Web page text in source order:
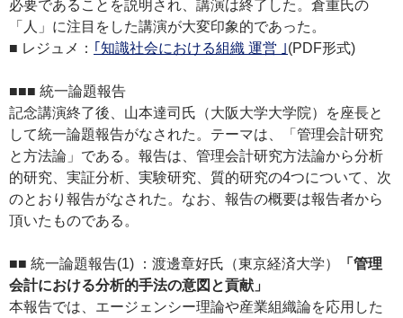
必要であることを説明され、講演は終了した。倉重氏の
「人」に注目をした講演が大変印象的であった。
■ レジュメ： ｢知識社会における組織 運営 ｣(PDF形式)
■■■ 統一論題報告
記念講演終了後、山本達司氏（大阪大学大学院）を座長と
して統一論題報告がなされた。テーマは、「管理会計研究
と方法論」である。報告は、管理会計研究方法論から分析
的研究、実証分析、実験研究、質的研究の4つについて、次
のとおり報告がなされた。なお、報告の概要は報告者から
頂いたものである。
■■ 統一論題報告(1) ：渡邊章好氏（東京経済大学）
「管理
会計における分析的手法の意図と貢献」
本報告では、エージェンシー理論や産業組織論を応用した